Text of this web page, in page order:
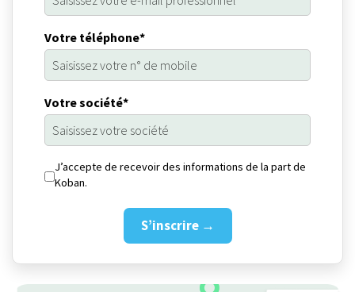
Votre téléphone*
Votre société*
J’accepte de recevoir des informations de la part de
Koban.
S’inscrire →